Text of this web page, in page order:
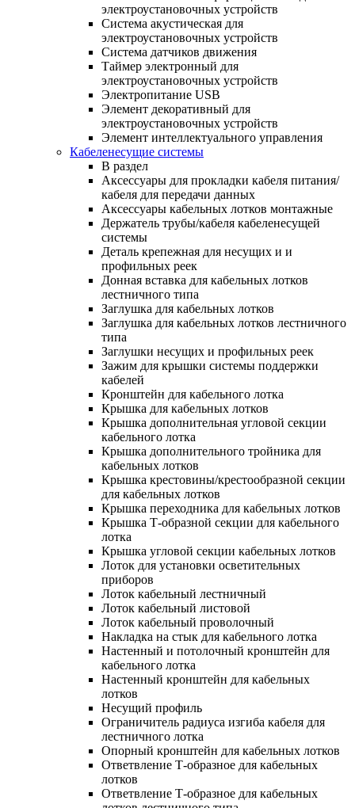
электроустановочных устройств
Система акустическая для
электроустановочных устройств
Система датчиков движения
Таймер электронный для
электроустановочных устройств
Электропитание USB
Элемент декоративный для
электроустановочных устройств
Элемент интеллектуального управления
Кабеленесущие системы
В раздел
Аксессуары для прокладки кабеля питания/
кабеля для передачи данных
Аксессуары кабельных лотков монтажные
Держатель трубы/кабеля кабеленесущей
системы
Деталь крепежная для несущих и и
профильных реек
Донная вставка для кабельных лотков
лестничного типа
Заглушка для кабельных лотков
Заглушка для кабельных лотков лестничного
типа
Заглушки несущих и профильных реек
Зажим для крышки системы поддержки
кабелей
Кронштейн для кабельного лотка
Крышка для кабельных лотков
Крышка дополнительная угловой секции
кабельного лотка
Крышка дополнительного тройника для
кабельных лотков
Крышка крестовины/крестообразной секции
для кабельных лотков
Крышка переходника для кабельных лотков
Крышка Т-образной секции для кабельного
лотка
Крышка угловой секции кабельных лотков
Лоток для установки осветительных
приборов
Лоток кабельный лестничный
Лоток кабельный листовой
Лоток кабельный проволочный
Накладка на стык для кабельного лотка
Настенный и потолочный кронштейн для
кабельного лотка
Настенный кронштейн для кабельных
лотков
Несущий профиль
Ограничитель радиуса изгиба кабеля для
лестничного лотка
Опорный кронштейн для кабельных лотков
Ответвление Т-образное для кабельных
лотков
Ответвление Т-образное для кабельных